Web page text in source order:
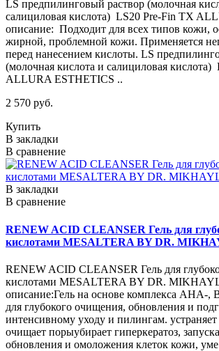
LS предпилинговый раствор (молочная
салициловая кислота) LS20 Pre-Fin TX
описание: Подходит для всех типов кожи,
жирной, проблемной кожи. Применяется
перед нанесением кислоты. LS
(молочная кислота и салициловая
ALLURA ESTHETICS ..
2 570 руб.
Купить
В закладки
В сравнение
В закладки
В сравнение
RENEW ACID CLEANSER Гель для
кислотами MESALTERA BY DR.
RENEW ACID CLEANSER Гель для
кислотами MESALTERA BY DR.
описание:Гель на основе комплекса
для глубокого очищения, обновления и
интенсивному уходу и пилингам. устраняет
очищает порыубирает гиперкератоз,
обновления и омоложения клеток кожи,